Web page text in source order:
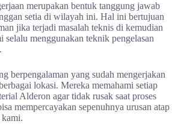
merupakan bentuk tanggung jawab
setia di wilayah ini. Hal ini bertujuan
jika terjadi masalah teknis di kemudian
selalu menggunakan teknik pengelasan
berpengalaman yang sudah mengerjakan
lokasi. Mereka memahami setiap
Alderon agar tidak rusak saat proses
mempercayakan sepenuhnya urusan atap
kami.